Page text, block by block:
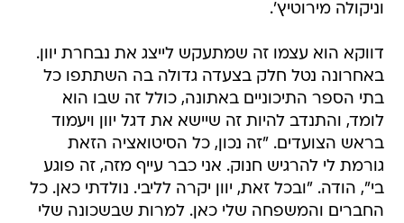
וניקולה מירוטיץ'.
דווקא הוא עצמו זה שמתעקש לייצג את נבחרת יוון.
באחרונה נטל חלק בצעדה גדולה בה השתתפו כל
בתי הספר התיכוניים באתונה, כולל זה שבו הוא
לומד, והתנדב להיות זה שיישא את דגל יוון ויעמוד
בראש הצועדים. "זה נכון, כל הסיטואציה הזאת
גורמת לי להרגיש חנוק. אני כבר עייף מזה, זה פוגע
בי", הודה. "ובכל זאת, יוון יקרה לליבי. נולדתי כאן. כל
החברים והמשפחה שלי כאן. למרות שבשכונה שלי